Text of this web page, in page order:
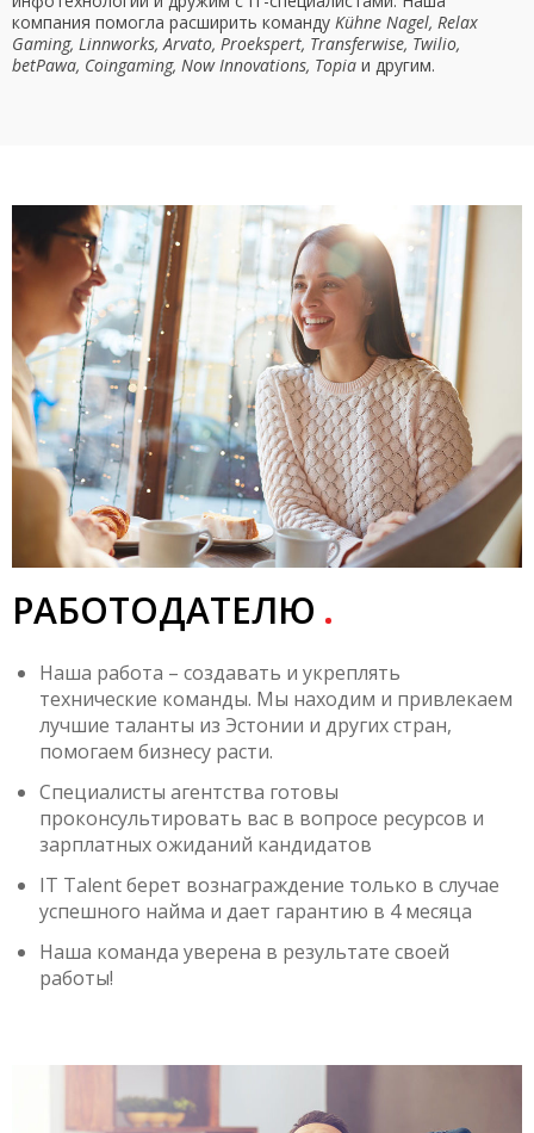
компания помогла расширить команду Kühne Nagel, Relax
Gaming, Linnworks, Arvato, Proekspert, Transferwise, Twilio,
betPawa, Coingaming, Now Innovations, Topia и другим.
РАБОТОДАТЕЛЮ
Наша работа – создавать и укреплять
технические команды. Мы находим и привлекаем
лучшие таланты из Эстонии и других стран,
помогаем бизнесу расти.
Специалисты агентства готовы
проконсультировать вас в вопросе ресурсов и
зарплатных ожиданий кандидатов
IT Talent берет вознаграждение только в случае
успешного найма и дает гарантию в 4 месяца
Наша команда уверена в результате своей
работы!